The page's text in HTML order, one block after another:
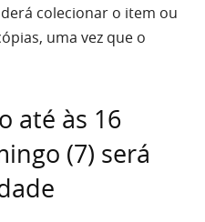
colecionar o item ou
uma vez que o
até às 16
(7) será